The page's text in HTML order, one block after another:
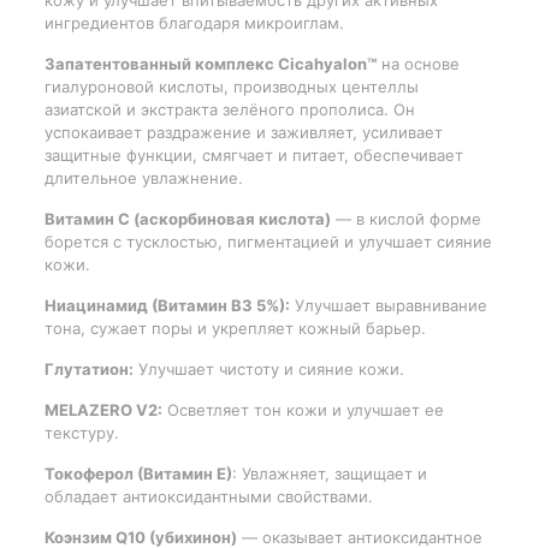
ингредиентов благодаря микроиглам.
Запатентованный комплекс Cicahyalon™на основе
гиалуроновой кислоты, производных центеллы
азиатской и экстракта зелёного прополиса. Он
успокаивает раздражение и заживляет, усиливает
защитные функции, смягчает и питает, обеспечивает
длительное увлажнение.
Витамин С (аскорбиновая кислота) — в кислой форме
борется с тусклостью, пигментацией и улучшает сияние
кожи.
Ниацинамид (Витамин В3 5%): Улучшает выравнивание
тона, сужает поры и укрепляет кожный барьер.
Глутатион: Улучшает чистоту и сияние кожи.
MELAZERO V2: Осветляет тон кожи и улучшает ее
текстуру.
Токоферол (Витамин Е): Увлажняет, защищает и
обладает антиоксидантными свойствами.
Коэнзим Q10 (убихинон) — оказывает антиоксидантное